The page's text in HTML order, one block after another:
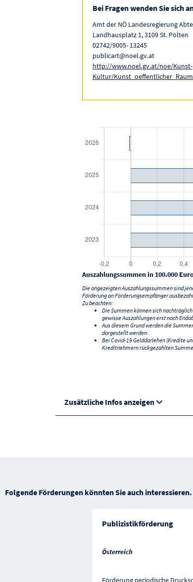
Bei Fragen wenden Sie sich
Amt der NÖ Landesregierung
Landhausplatz 1, 3109 St. Pölten
02742/9005- 13245
publicart@noel.gv.at
http://www.noel.gv.at/noe/Kunst-
Kultur/
Auszahlungssummen in 100.000
Die angezeigten Auszahlungssummen sind
Förderung an Förderungsempfänger
Zu beachten:
Die Summen können sich
gewisse Auszahlungen erst nach
Aus diesem Grund werden die
dargestellt werden.
Bei Covid-19 Gelddarlehen (Kredite
Kreditnehmern rückgezahlten
Zusätzliche Infos anzeigen
Folgende Förderungen könnten Sie auch interessieren.
Publizistikförderung
Österreich
Förderung periodische